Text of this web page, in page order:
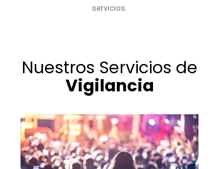
servicios.
Nuestros Servicios de
Vigilancia